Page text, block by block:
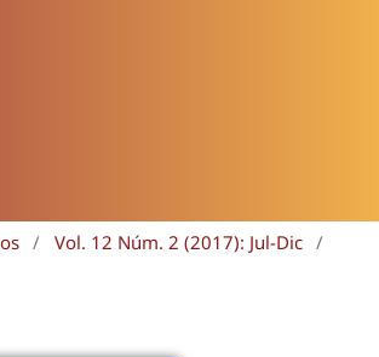
/ Vol. 12 Núm. 2 (2017): Jul-Dic /